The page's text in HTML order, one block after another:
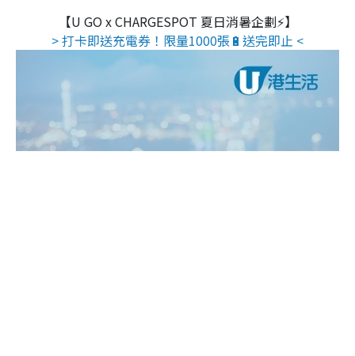
【U GO x CHARGESPOT 夏日消暑企劃⚡】
> 打卡即送充電券！限量1000張🔋送完即止 <